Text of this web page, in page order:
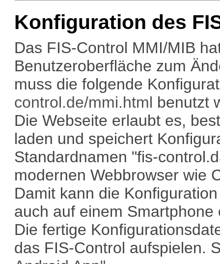
Konfiguration des
Das FIS-Control MMI/MIB
Benutzeroberfläche zum
muss die folgende
control.de/mmi.html benutzt
Die Webseite erlaubt es,
laden und speichert
Standardnamen "fis-
modernen Webbrowser wie
Damit kann die
auch auf einem
Die fertige
das FIS-Control aufspielen.